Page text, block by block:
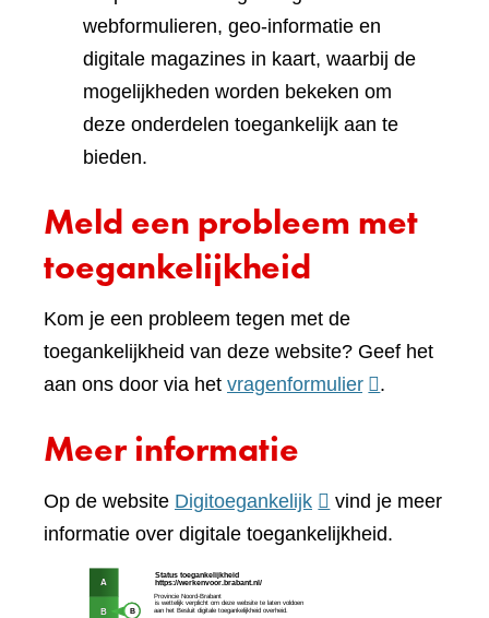
webformulieren, geo-informatie en
digitale magazines in kaart, waarbij de
mogelijkheden worden bekeken om
deze onderdelen toegankelijk aan te
bieden.
Meld een probleem met
toegankelijkheid
Kom je een probleem tegen met de
toegankelijkheid van deze website? Geef het
aan ons door via het vragenformulier(verwijst
website)
.
Meer informatie
Op de website Digitoegankelijk(verwijst
naar
vind je meer
informatie over digitale toegankelijkheid.